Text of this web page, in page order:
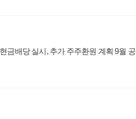
금배당 실시, 추가 주주환원 계획 9월 공